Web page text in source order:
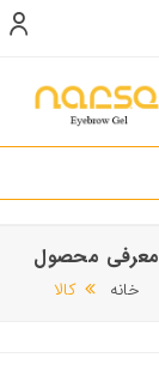
معرفی محصول
خانه کالا